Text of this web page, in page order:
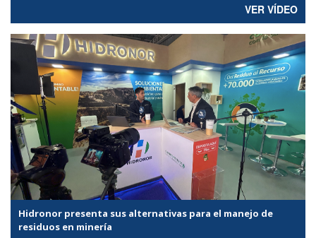
VER VÍDEO
Hidronor presenta sus alternativas para el manejo de
residuos en minería